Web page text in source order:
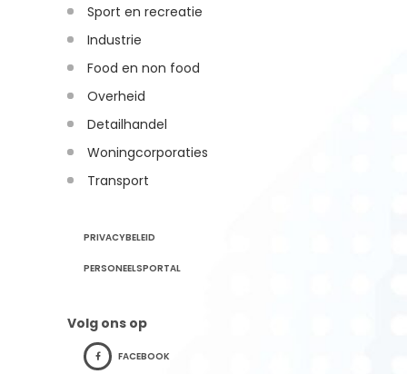
Sport en recreatie
Industrie
Food en non food
Overheid
Detailhandel
Woningcorporaties
Transport
PRIVACYBELEID
PERSONEELSPORTAL
Volg ons op
FACEBOOK